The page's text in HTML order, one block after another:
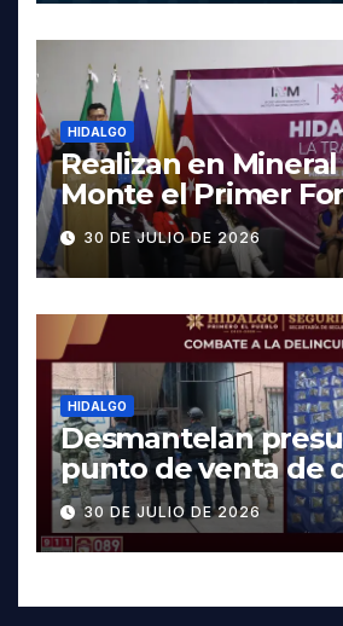
HIDALGO
Realizan en
Monte el Primer
contra la Trata de
30 DE JULIO DE 2026
HIDALGO
Desmantelan
punto de venta de
Pachuca; hay dos
30 DE JULIO DE 2026